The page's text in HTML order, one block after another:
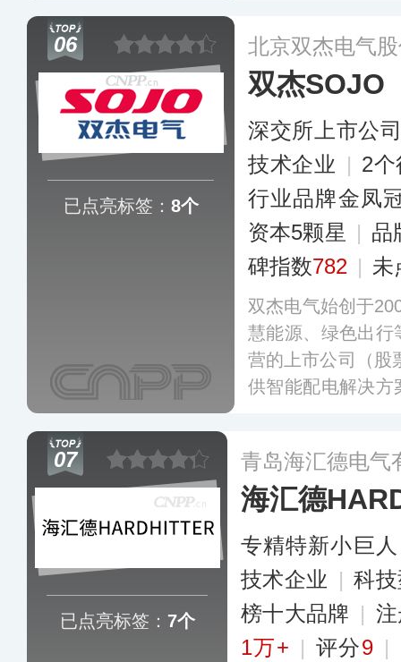
国30多个省、自
外国家有所布局。
06
已点亮标签： 8个
北京双杰电气
双杰SOJO
深交所上市公
技术企业 | 2
行业品牌金凤
资本5颗星 | 品
碑指数782 | 未
双杰电气始创于
慧能源、绿色出行
营的上市公司（股
供智能配电解决方
位。更多
07
已点亮标签： 7个
青岛海汇德电气
海汇德
专精特新小巨人
技术企业 | 科
榜十大品牌 |
1万+ | 评分9 |